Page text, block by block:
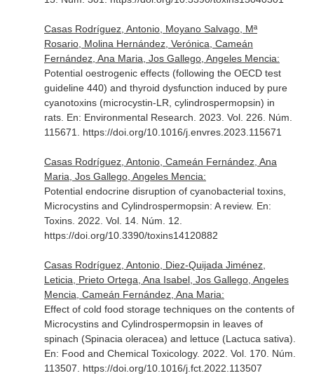
Casas Rodríguez, Antonio, Moyano Salvago, Mª
Rosario, Molina Hernández, Verónica, Cameán
Fernández, Ana Maria, Jos Gallego, Angeles Mencia:
Potential oestrogenic effects (following the OECD test
guideline 440) and thyroid dysfunction induced by pure
cyanotoxins (microcystin-LR, cylindrospermopsin) in
rats. En: Environmental Research . 2023. Vol. 226. Núm.
115671. https://doi.org/10.1016/j.envres.2023.115671
Casas Rodríguez, Antonio, Cameán Fernández, Ana
Maria, Jos Gallego, Angeles Mencia:
Potential endocrine disruption of cyanobacterial toxins,
Microcystins and Cylindrospermopsin: A review. En:
Toxins. 2022. Vol. 14. Núm. 12.
https://doi.org/10.3390/toxins14120882
Casas Rodríguez, Antonio, Diez-Quijada Jiménez,
Leticia, Prieto Ortega, Ana Isabel, Jos Gallego, Angeles
Mencia, Cameán Fernández, Ana Maria:
Effect of cold food storage techniques on the contents of
Microcystins and Cylindrospermopsin in leaves of
spinach (Spinacia oleracea) and lettuce (Lactuca sativa).
En: Food and Chemical Toxicology. 2022. Vol. 170. Núm.
113507. https://doi.org/10.1016/j.fct.2022.113507